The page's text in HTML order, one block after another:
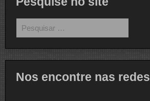
por:
Nos encontre nas redes